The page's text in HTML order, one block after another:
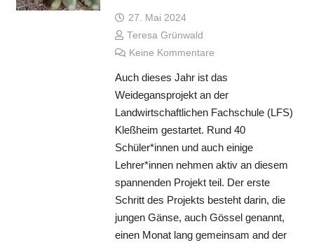
27. Mai 2024
Teresa Grünwald
Keine Kommentare
Auch dieses Jahr ist das
Weidegansprojekt an der
Landwirtschaftlichen Fachschule (LFS)
Kleßheim gestartet. Rund 40
Schüler*innen und auch einige
Lehrer*innen nehmen aktiv an diesem
spannenden Projekt teil. Der erste
Schritt des Projekts besteht darin, die
jungen Gänse, auch Gössel genannt,
einen Monat lang gemeinsam and der